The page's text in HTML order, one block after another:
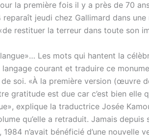
la première fois il y a près de 70
reparaît jeudi chez Gallimard dans
restituer la terreur dans toute son
Les mots qui hantent la
langage courant et traduire ce
soi. «À la première version (œuvre
gratitude est due car c’est bien elle
explique la traductrice Josée
qu’elle a retraduit. Jamais
n’avait bénéficié d’une nouvelle